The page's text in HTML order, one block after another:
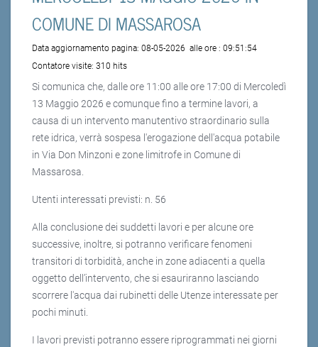
COMUNE DI MASSAROSA
Data aggiornamento pagina: 08-05-2026 alle ore : 09:51:54
Contatore visite: 310 hits
Si comunica che, dalle ore 11:00 alle ore 17:00 di Mercoledì
13 Maggio 2026 e comunque fino a termine lavori, a
causa di un intervento manutentivo straordinario sulla
rete idrica, verrà sospesa l'erogazione dell'acqua potabile
in Via Don Minzoni e zone limitrofe in Comune di
Massarosa.
Utenti interessati previsti: n. 56
Alla conclusione dei suddetti lavori e per alcune ore
successive, inoltre, si potranno verificare fenomeni
transitori di torbidità, anche in zone adiacenti a quella
oggetto dell’intervento, che si esauriranno lasciando
scorrere l'acqua dai rubinetti delle Utenze interessate per
pochi minuti.
I lavori previsti potranno essere riprogrammati nei giorni